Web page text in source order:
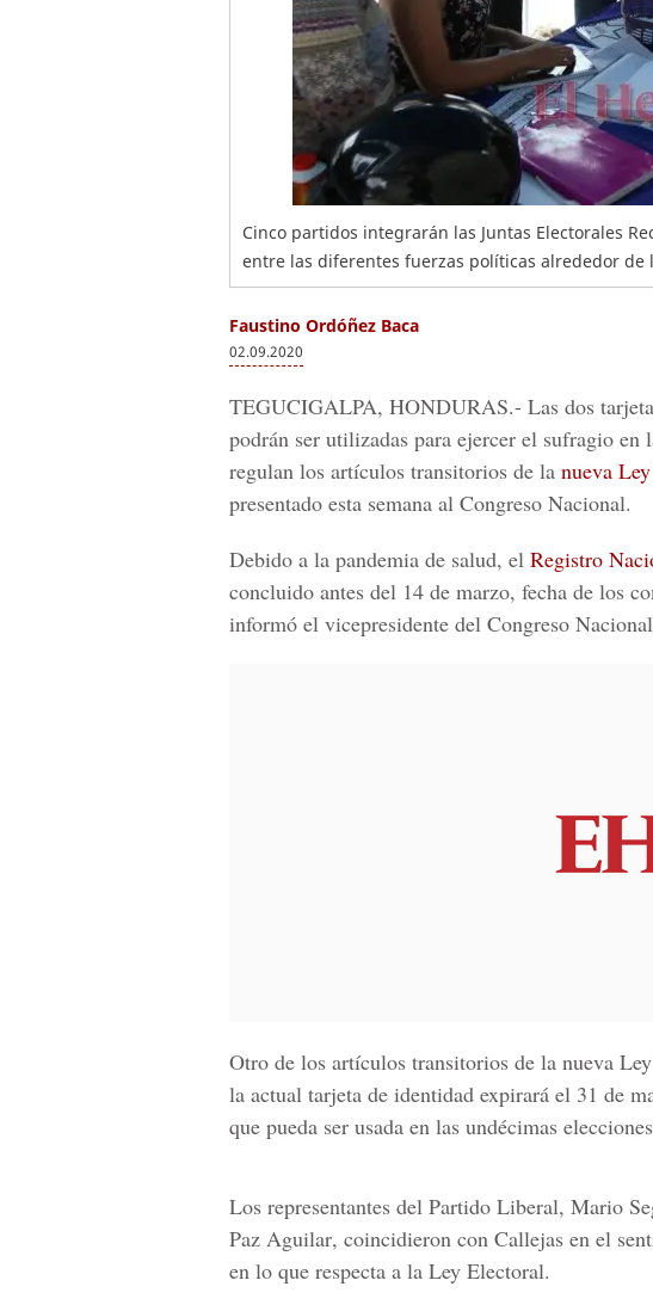
Cinco partidos integrarán las Juntas Electorales
entre las diferentes fuerzas políticas alrededor de
Faustino Ordóñez Baca
02.09.2020
TEGUCIGALPA, HONDURAS.- Las dos
podrán ser utilizadas para ejercer el sufragio en
regulan los artículos transitorios de la nueva
presentado esta semana al Congreso Nacional.
Debido a la pandemia de salud, el Registro
concluido antes del 14 de marzo, fecha de los
informó el vicepresidente del Congreso
Otro de los artículos transitorios de la nueva
la actual tarjeta de identidad expirará el 31 de
que pueda ser usada en las undécimas
Los representantes del Partido Liberal, Mario
Paz Aguilar, coincidieron con Callejas en el
en lo que respecta a la Ley Electoral.